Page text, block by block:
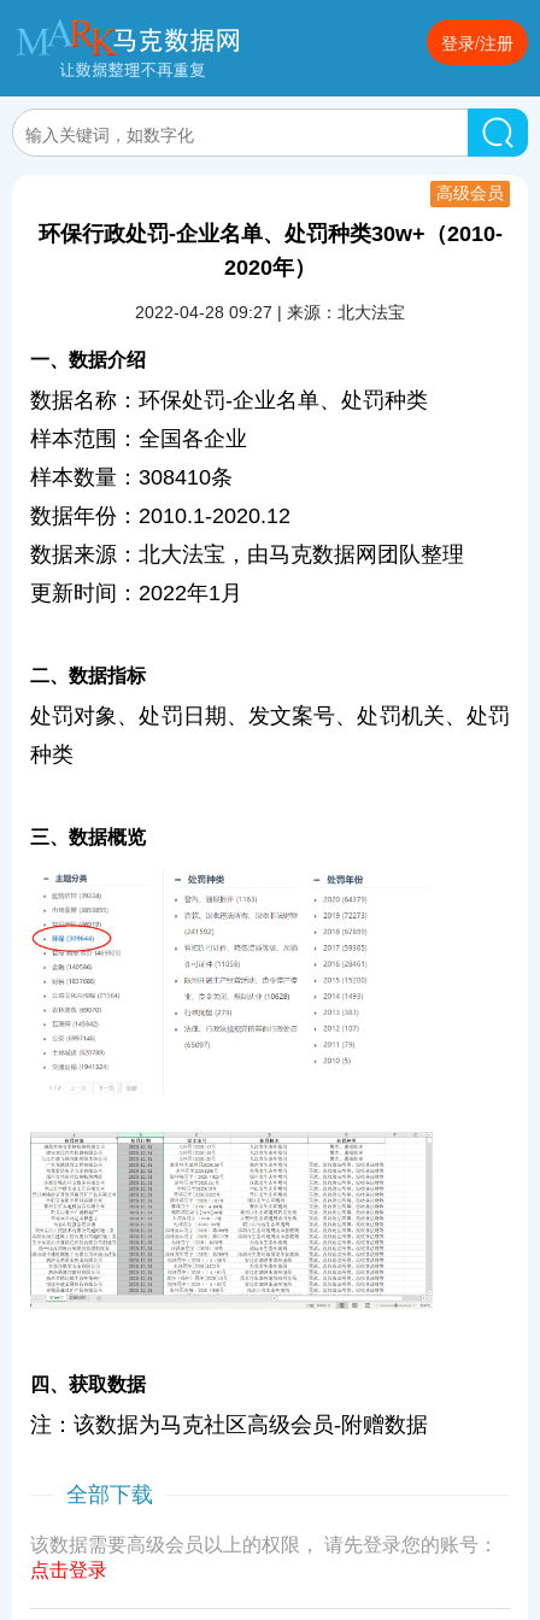
登录/注册
环保行政处罚-企业名单、处罚种类30w+（2010-
2020年）
高级会员
2022-04-28 09:27 | 来源：北大法宝
一、数据介绍
数据名称：环保处罚-企业名单、处罚种类
样本范围：全国各企业
样本数量：308410条
数据年份：2010.1-2020.12
数据来源：北大法宝，由马克数据网团队整理
更新时间：2022年1月
二、数据指标
处罚对象、处罚日期、发文案号、处罚机关、处罚
种类
三、数据概览
四、获取数据
注：该数据为马克社区高级会员-附赠数据
全部下载
该数据需要高级会员以上的权限， 请先登录您的账号：
点击登录